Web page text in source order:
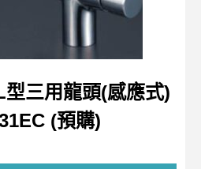
三用龍頭(感應式)
(預購)